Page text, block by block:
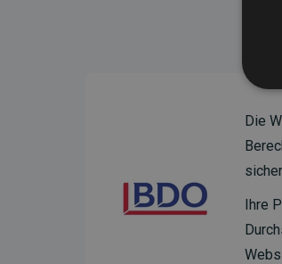
Die
Ihre